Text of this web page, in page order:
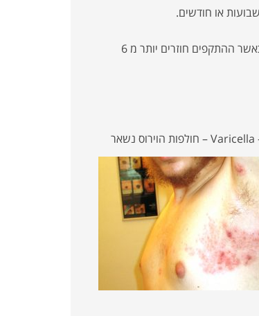
או חודשים.
הטיפול בהרפס בדרכי המין הוא בכדורים המכילים Acyclovir או Valcyclovir כאשר ההתקפים חוזרים יותר מ 6
הוא אותו הווירוס הגורם לאבעבועות רוח אצל ילדים. לאחר שאבעבועות הרוח – Varicella – חולפות הוירוס נשאר